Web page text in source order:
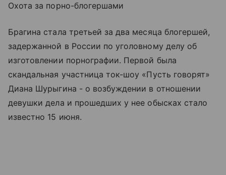
Охота за порно-блогершами
Брагина стала третьей за два месяца блогершей,
задержанной в России по уголовному делу об
изготовлении порнографии. Первой была
скандальная участница ток-шоу «Пусть говорят»
Диана Шурыгина - о возбуждении в отношении
девушки дела и прошедших у нее обысках стало
известно 15 июня.